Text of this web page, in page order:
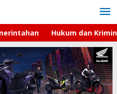
Hukum dan